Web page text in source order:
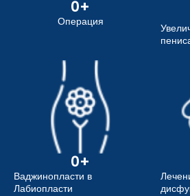
Операция
0+
Ваджинопласти в
Лабиопласти
0+